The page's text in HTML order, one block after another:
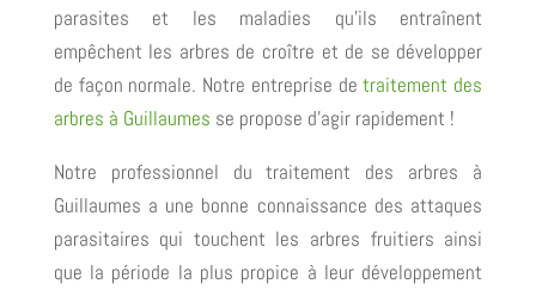
parasites et les maladies qu’ils entraînent
empêchent les arbres de croître et de se développer
de façon normale. Notre entreprise detraitement des
arbres à Guillaumes se propose d’agir rapidement !
Notre professionnel du traitement des arbres à
Guillaumes a une bonne connaissance des attaques
parasitaires qui touchent les arbres fruitiers ainsi
que la période la plus propice à leur développement